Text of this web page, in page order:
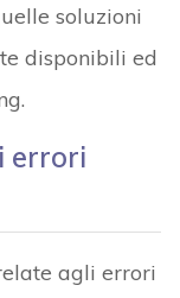
soluzioni
disponibili ed
errori
agli errori